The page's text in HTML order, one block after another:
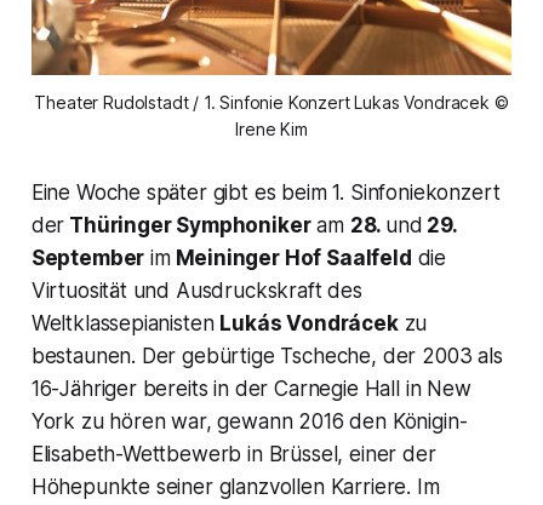
Theater Rudolstadt / 1. Sinfonie Konzert Lukas Vondracek ©
Irene Kim
Eine Woche später gibt es beim 1. Sinfoniekonzert
der Thüringer Symphonikeram 28. und 29.
September imMeininger Hof Saalfeld die
Virtuosität und Ausdruckskraft des
Weltklassepianisten Lukás Vondrácekzu
bestaunen. Der gebürtige Tscheche, der 2003 als
16-Jähriger bereits in der Carnegie Hall in New
York zu hören war, gewann 2016 den Königin-
Elisabeth-Wettbewerb in Brüssel, einer der
Höhepunkte seiner glanzvollen Karriere. Im